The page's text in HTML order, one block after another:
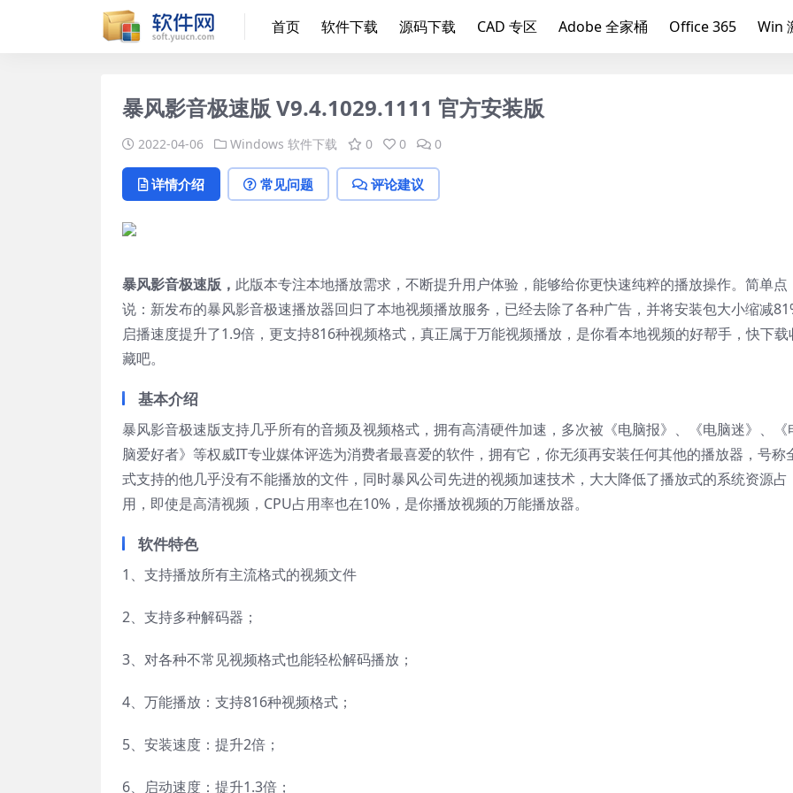
首页 软件下载 源码下载 CAD 专区 Adobe 全家桶 Office 365 Win
暴风影音极速版 V9.4.1029.1111 官方安装版
2022-04-06 Windows 软件下载 0 0 0
详情介绍 常见问题 评论建议
暴风影音极速版， 此版本专注本地播放需求，不断提升用户体验，能够给你更快速纯粹的播放操作。简单点
说：新发布的暴风影音极速播放器回归了本地视频播放服务，已经去除了各种广告，并将安装包大小缩减
启播速度提升了1.9倍，更支持816种视频格式，真正属于万能视频播放，是你看本地视频的好帮手，快下载
藏吧。
基本介绍
暴风影音极速版支持几乎所有的音频及视频格式，拥有高清硬件加速，多次被《电脑报》、《电脑迷》、《
脑爱好者》等权威IT专业媒体评选为消费者最喜爱的软件，拥有它，你无须再安装任何其他的播放器，号称
式支持的他几乎没有不能播放的文件，同时暴风公司先进的视频加速技术，大大降低了播放式的系统资源占
用，即使是高清视频，CPU占用率也在10%，是你播放视频的万能播放器。
软件特色
1、支持播放所有主流格式的视频文件
2、支持多种解码器；
3、对各种不常见视频格式也能轻松解码播放；
4、万能播放：支持816种视频格式；
5、安装速度：提升2倍；
6、启动速度：提升1.3倍；